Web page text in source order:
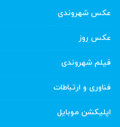
عکس شهروندی
عکس روز
فیلم شهروندی
فناوری و ارتباطات
اپلیکشن موبایل